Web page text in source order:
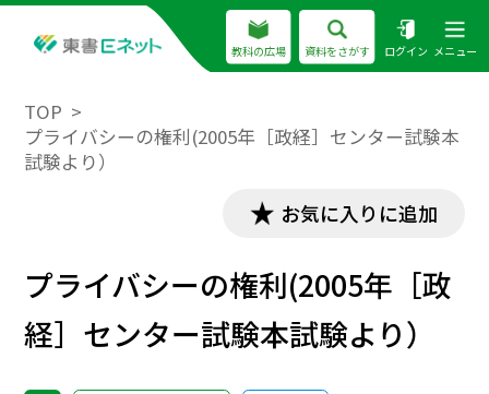
教科の広場 資料をさがす ログイン メニュー
TOP
プライバシーの権利(2005年［政経］センター試験本
試験より）
お気に入りに追加
プライバシーの権利(2005年［政
経］センター試験本試験より）